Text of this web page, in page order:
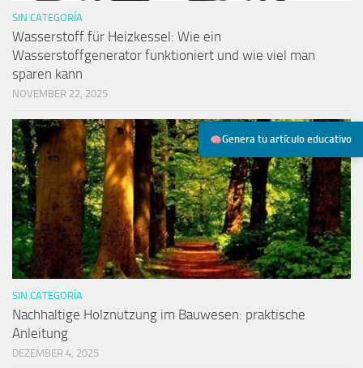
Genera tu artículo educativo
SIN CATEGORÍA
Wasserstoff für Heizkessel: Wie ein
Wasserstoffgenerator funktioniert und wie viel man
sparen kann
NOVEMBER 22, 2025
SIN CATEGORÍA
Nachhaltige Holznutzung im Bauwesen: praktische
Anleitung
DEZEMBER 4, 2025